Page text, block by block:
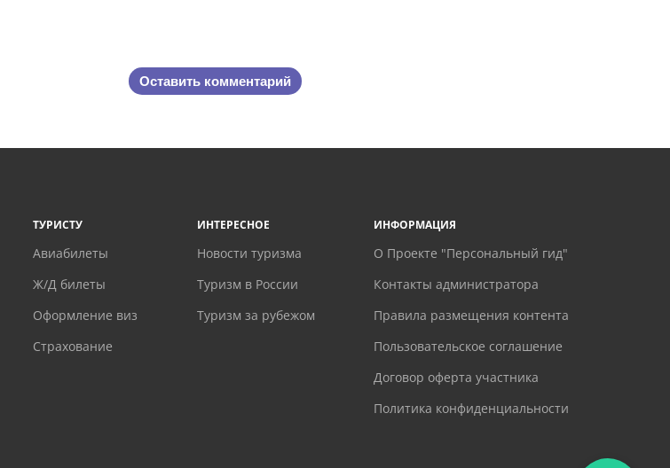
Оставить комментарий
ТУРИСТУ
Авиабилеты
Ж/Д билеты
Оформление виз
Страхование
ИНТЕРЕСНОЕ
Новости туризма
Туризм в России
Туризм за рубежом
ИНФОРМАЦИЯ
О Проекте "Персональный гид"
Контакты администратора
Правила размещения контента
Пользовательское соглашение
Договор оферта участника
Политика конфиденциальности